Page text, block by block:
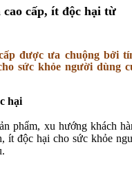
cao cấp, ít độc hại từ
được ưa chuộng bởi
sức khỏe người dùng
hại
phẩm, xu hướng khách
ít độc hại cho sức khỏe